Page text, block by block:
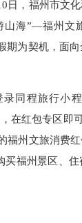
日，福州市文
山海”—福州文
期为契机，面
程旅行小程
在红包专区即
福州文旅消费
买福州景区、